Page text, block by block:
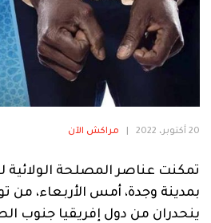
دولية
المرأة
منوعة
آراء
20 أكتوبر، 2022 مراكش الآن
تمكنت عناصر المصلحة الولائية
بمدينة وجدة، أمس الأربعاء،
ينحدران من دول إفريقيا جنوب